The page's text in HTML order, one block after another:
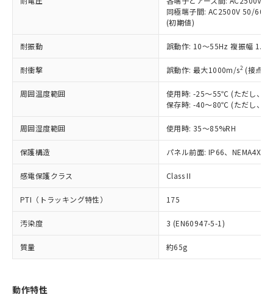
同極端子間: AC2500V 50/
(初期値)
耐振動 誤動作: 10～55Hz 複振幅
耐衝撃 誤動作: 最大1000m/s2 (接点
周囲温度範囲
使用時: -25～55℃ (ただし、氷
保存時: -40～80℃ (ただし、氷
周囲湿度範囲 使用時: 35～85%RH
保護構造 パネル前面: IP66、NEMA4X,
感電保護クラス Class II
PTI（トラッキング特性） 175
汚染度 3 (EN60947-5-1)
質量 約65g
動作特性
在庫状況および標準価格照会結果は、
記載している更新日時点での社内デー
タに基づき作成されるものであり、閲
覧された時点での実際の在庫および標
準価格とは異なる場合があることをご
正式な納期状況および標準価格はお客
様のお取引先、またはお客様担当のオ
ムロン制御機器販売店・当社販売員に
オムロン制御機器販売店や当社販売拠
販売ネットワーク
」をご確認
在庫状況および標準価格結果を当社の
事前の承諾なく第三者に漏洩または開
示しないようお願いします。
マイパーツ機能（部品リスト作成サー
ビス）をご利用いただくには、I-Web
メンバーズにご登録されている必要が
むを得ず変更することがあります。
六価クロム(Cr(Ⅵ)) 1000ppm以下、ポリ臭化ビフェニル
類(PBB) 1000ppm以下、ポリ臭化ジフェニルエーテル類
(PBDE) 1000ppm以下、フタル酸ビス(2-エチルヘキシ
ル) (DEHP)(別名：DOP) 1000ppm以下、フタル酸ブチ
ルベンジル（BBP） 1000ppm以下、フタル酸ジブチル
（DBP） 1000ppm以下、フタル酸ジイソブチル
適用除外項目は除く。
フタル酸エステル類の４物質については閾値を超える意
図的な使用がないことを確認しています。
部品在庫の切り替え状況などにより、予定
月が前後することがあります。
「－」：未確認です。当社販売部門へお問
*中国RoHS10物質の基準値 (GB/T26572)：
Pb(鉛) :1000ppm、 Hg(水銀) : 1000ppm、 Cd(カドミウ
Cr(Ⅵ)(六価クロム) : 1000ppm、 PBBs(ポリ臭化ビフェ
DBP(フタル酸ジブチル) : 1000ppm、 DIBP(フタル酸ジ
イソブチル) : 1000ppm、 BBP(フタル酸ブチルベンジ
DEHP(フタル酸ビス(2-エチルヘキシル)) : 1000ppm
※2 環境保護使用期限
「ｅ」：有害物質（10物質）のすべてが基
準値以下であることを示します。
「10」：通常の使用状況下において有害物
質が外部に漏えいし、環境に深刻な影響を
及ぼさない年数を意味します。
「－」：未確認です。当社販売部門へお問
い合わせください。
為替および外国貿易法に定める商品
（以下｢規制貨物等」という）を輸出
または国外への提供する場合は、日本
国政府の輸出許可(または役務取引許
可)を取得するなどの必要な手続きを
当社は規制貨物を破棄する場合は、完
全に破砕するなど、違法に輸出されな
いよう必要な手段を講じます。
当社は貴社製品を、核兵器、ミサイ
ル、化学兵器、生物兵器またはその他
武器並びにこれらの製造装置等に一切
当社は、貴社製品を第三者に販売する
場合は、上記1、2および3の内容を当
該第三者に通知します。また当社は、
販売先および販売に係わる関係者が違
法に輸出するおそれがある場合は、取
り引きをいたしません。
一定数以上の在庫あり
一定数には満たないが在庫あり
在庫なし(最新の在庫状況につ
いては、お客様のお取引先、ま
たはお客様担当のオムロン制御
機器販売店・当社販売員にご確
受注生産機種、また在庫状況の
情報を公開していない機種